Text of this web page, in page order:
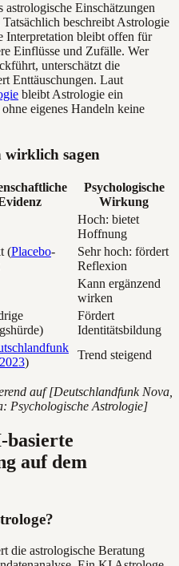
Einschätzungen
beschreibt Astrologie
Interpretation bleibt offen für
Einflüsse und Zufälle. Wer
unterschätzt die
Enttäuschungen. Laut
bleibt Astrologie ein
eigenes Handeln keine
wirklich sagen
Psychologische
Wirkung
Hoch: bietet
Hoffnung
(Placebo-
Sehr hoch: fördert
Reflexion
Kann ergänzend
wirken
Fördert
Identitätsbildung
)
Trend steigend
auf [Deutschlandfunk Nova,
Psychologische Astrologie]
basierte
auf dem
die astrologische Beratung